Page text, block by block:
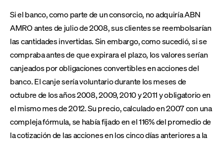
Si el banco, como parte de un consorcio, no adquiría ABN
AMRO antes de julio de 2008, sus clientes se reembolsarían
las cantidades invertidas. Sin embargo, como sucedió, si se
compraba antes de que expirara el plazo, los valores serían
canjeados por obligaciones convertibles en acciones del
banco. El canje sería voluntario durante los meses de
octubre de los años 2008, 2009, 2010 y 2011 y obligatorio en
el mismo mes de 2012. Su precio, calculado en 2007 con una
compleja fórmula, se había fijado en el 116% del promedio de
la cotización de las acciones en los cinco días anteriores a la